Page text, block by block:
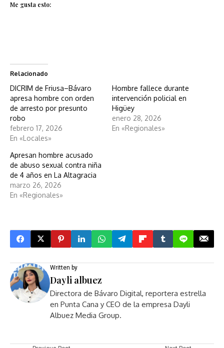
Me gusta esto:
Relacionado
DICRIM de Friusa–Bávaro
apresa hombre con orden
de arresto por presunto
robo
febrero 17, 2026
En «Locales»
Hombre fallece durante
intervención policial en
Higüey
enero 28, 2026
En «Regionales»
Apresan hombre acusado
de abuso sexual contra niña
de 4 años en La Altagracia
marzo 26, 2026
En «Regionales»
Written by
Dayli albuez
Directora de Bávaro Digital, reportera estrella
en Punta Cana y CEO de la empresa Dayli
Albuez Media Group.